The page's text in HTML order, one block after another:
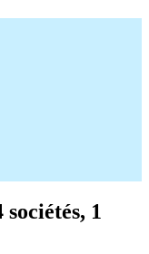
sociétés, 1